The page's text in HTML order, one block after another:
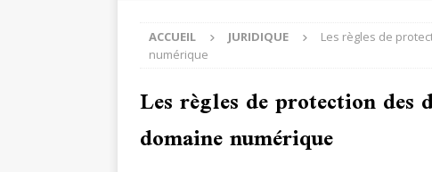
ACCUEIL JURIDIQUE
Les règles de
numérique
Les règles de protection des
domaine numérique